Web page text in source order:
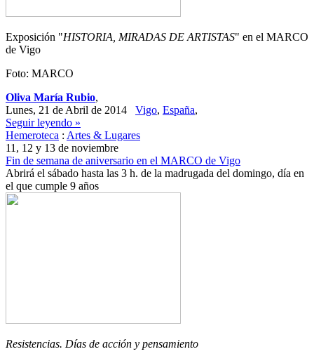
Exposición "HISTORIA, MIRADAS DE ARTISTAS" en el MARCO
de Vigo
Foto: MARCO
Oliva María Rubio,
Lunes, 21 de Abril de 2014 Vigo, España,
Seguir leyendo »
Hemeroteca : Artes & Lugares
11, 12 y 13 de noviembre
Fin de semana de aniversario en el MARCO de Vigo
Abrirá el sábado hasta las 3 h. de la madrugada del domingo, día en
el que cumple 9 años
Resistencias. Días de acción y pensamiento